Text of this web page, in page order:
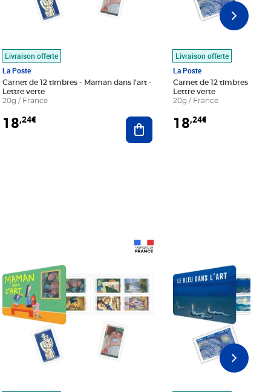
au panier
Livraison offerte
La Poste
Carnet de 12 timbres - Maman dans l'art -
Lettre verte
20g / France
18,24€ Ajouter au panier
Livraison offerte
La Poste
Carnet de 12 timbres - Le
Lettre verte
20g / France
18,24€